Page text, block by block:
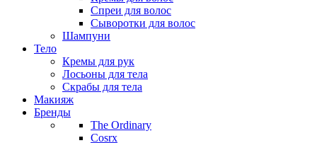
Спреи для волос
Сыворотки для волос
Шампуни
Тело
Кремы для рук
Лосьоны для тела
Скрабы для тела
Макияж
Бренды
The Ordinary
Cosrx